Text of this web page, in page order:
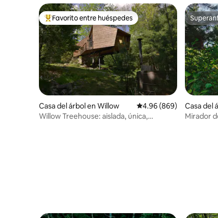
Favorito entre huéspedes preferido
Favorito entre huéspedes
Casa del árbol en Willow Calificación promedio:
4.96 (869)
Willow Treehouse: aislada, única,
Casa del
Mirador